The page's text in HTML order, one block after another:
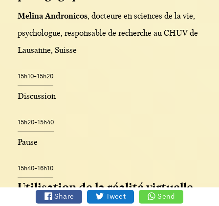
Melina Andronicos, docteure en sciences de la vie,
psychologue, responsable de recherche au CHUV de
Lausanne, Suisse
15h10-15h20
Discussion
15h20-15h40
Pause
15h40-16h10
Utilisation de la réalité virtuelle
dans le traitement de problèmes
Share Tweet Send